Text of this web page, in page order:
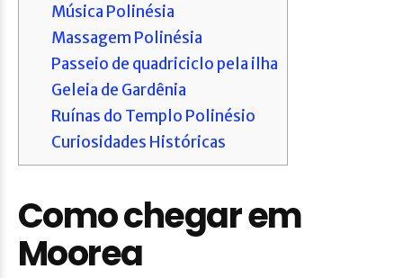
Música Polinésia
Massagem Polinésia
Passeio de quadriciclo pela ilha
Geleia de Gardênia
Ruínas do Templo Polinésio
Curiosidades Históricas
Como chegar em
Moorea